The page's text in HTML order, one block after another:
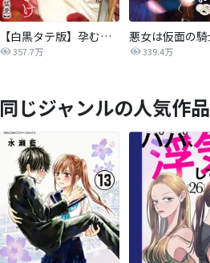
【白黒タテ版】孕むまで乱れいけ～身代わり花嫁と軍服の猛愛
357.7万 339.4万
同じジャンルの人気作品